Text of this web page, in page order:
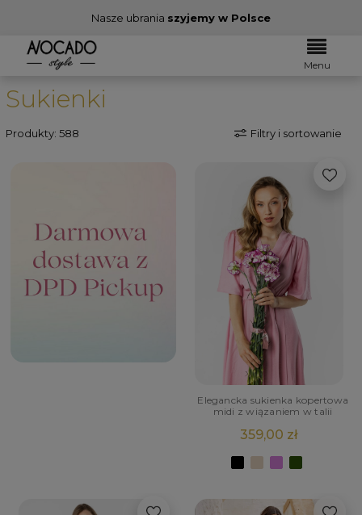
Nasze ubrania szyjemy w Polsce
Menu
Sukienki
Produkty: 588 Filtry i sortowanie
Elegancka sukienka kopertowa
midi z wiązaniem w talii
359,00 zł